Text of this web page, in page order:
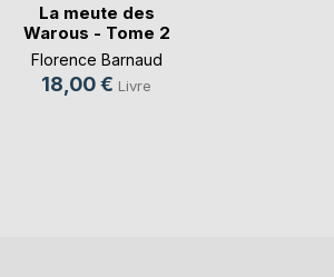
La meute des
Warous - Tome 2
Florence Barnaud
18,00 € Livre